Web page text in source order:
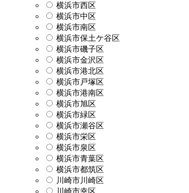
横浜市西区
横浜市中区
横浜市南区
横浜市保土ケ谷区
横浜市磯子区
横浜市金沢区
横浜市港北区
横浜市戸塚区
横浜市港南区
横浜市旭区
横浜市緑区
横浜市瀬谷区
横浜市栄区
横浜市泉区
横浜市青葉区
横浜市都筑区
川崎市川崎区
川崎市幸区